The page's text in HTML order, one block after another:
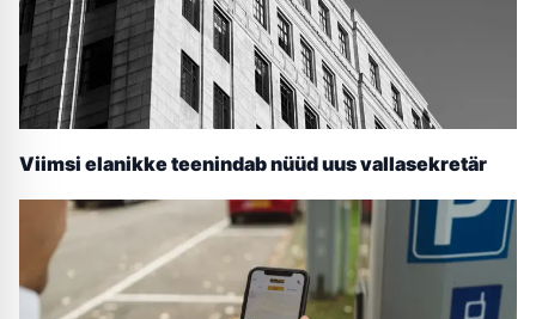
Viimsi elanikke teenindab nüüd uus vallasekretär